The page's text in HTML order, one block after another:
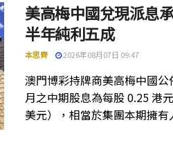
美高梅中國兌現派息
半年純利五成
本思齊 2026年08月07日 09:47
澳門博彩持牌商美高梅中國
月之中期股息為每股 0.25 港
美元），相當於集團本期擁有